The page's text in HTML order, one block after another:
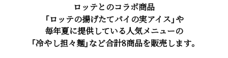
ロッテとのコラボ商品
「ロッテの揚げたてパイの実アイス」や
毎年夏に提供している人気メニューの
「冷やし担々麺」など合計8商品を販売します。